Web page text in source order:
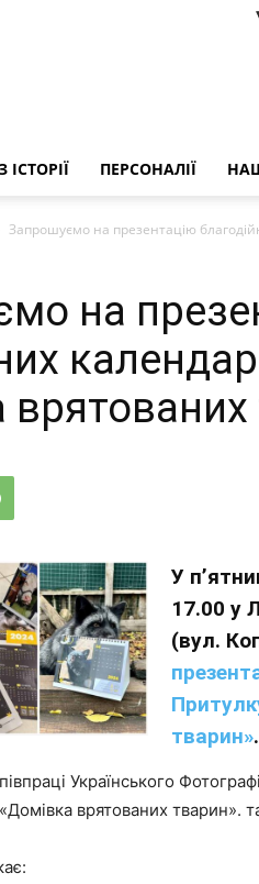
ІСТОРІЇ ПЕРСОНАЛІЇ
Запрошуємо на презентацію
на
врятованих
У
17.00 у
(вул.
тварин».
Українського
врятованих тварин».